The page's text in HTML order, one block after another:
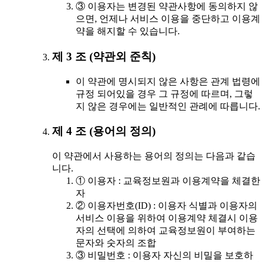
③ 이용자는 변경된 약관사항에 동의하지 않
으면, 언제나 서비스 이용을 중단하고 이용계
약을 해지할 수 있습니다.
제 3 조 (약관외 준칙)
이 약관에 명시되지 않은 사항은 관계 법령에
규정 되어있을 경우 그 규정에 따르며, 그렇
지 않은 경우에는 일반적인 관례에 따릅니다.
제 4 조 (용어의 정의)
이 약관에서 사용하는 용어의 정의는 다음과 같습
니다.
① 이용자 : 교육정보원과 이용계약을 체결한
자
② 이용자번호(ID) : 이용자 식별과 이용자의
서비스 이용을 위하여 이용계약 체결시 이용
자의 선택에 의하여 교육정보원이 부여하는
문자와 숫자의 조합
③ 비밀번호 : 이용자 자신의 비밀을 보호하